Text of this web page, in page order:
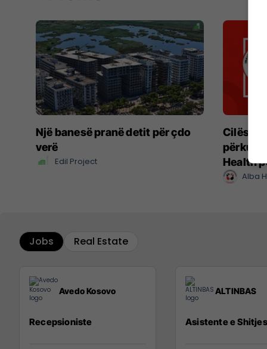
Një banesë pranë detit për çdo
verë
Edil Project
Cilësi,
Health
Alba
Jobs Real Estate
Avedo Kosovo
Recepsioniste
ALTINBAS
Asistente e Shitjes